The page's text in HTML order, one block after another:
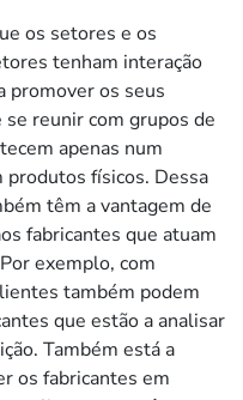
os setores e os
tenham interação
promover os seus
reunir com grupos de
apenas num
físicos. Dessa
têm a vantagem de
fabricantes que atuam
exemplo, com
também podem
que estão a analisar
Também está a
os fabricantes em